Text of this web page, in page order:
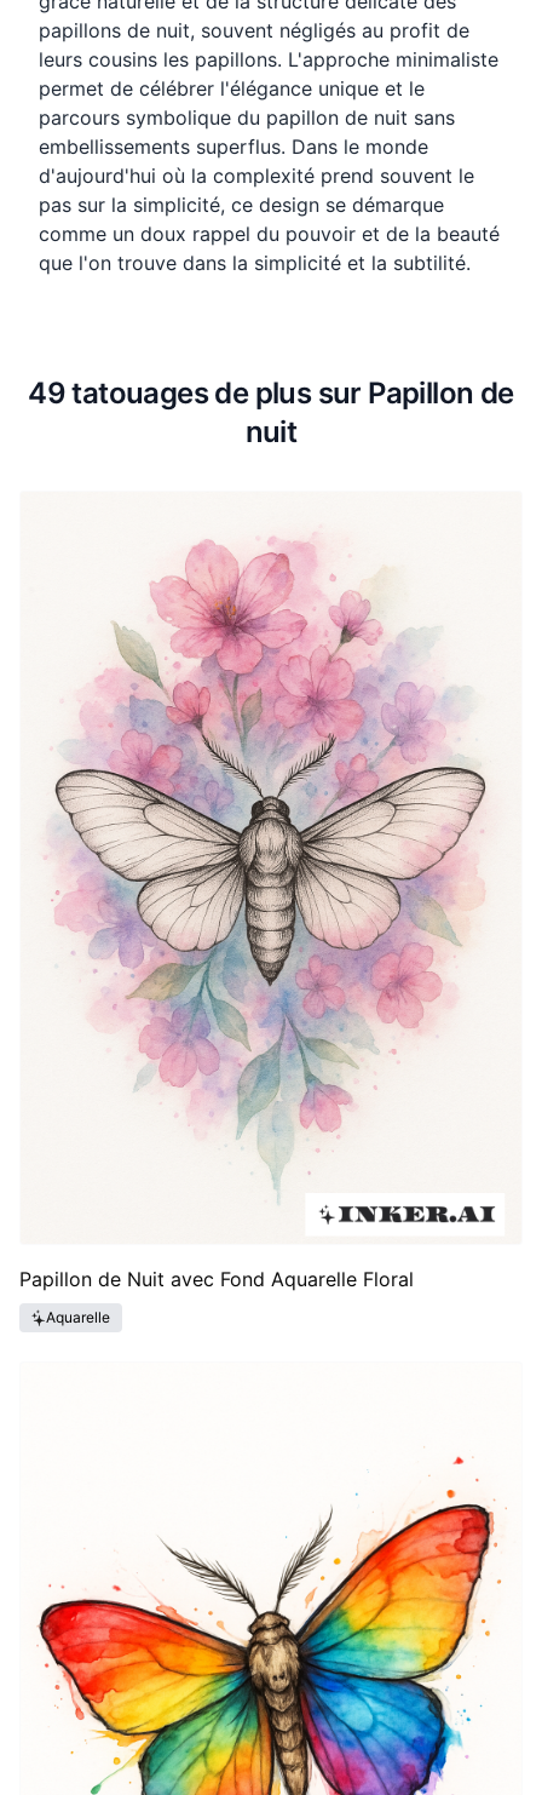
papillons de nuit, souvent négligés au profit de
leurs cousins les papillons. L'approche minimaliste
permet de célébrer l'élégance unique et le
parcours symbolique du papillon de nuit sans
embellissements superflus. Dans le monde
d'aujourd'hui où la complexité prend souvent le
pas sur la simplicité, ce design se démarque
comme un doux rappel du pouvoir et de la beauté
que l'on trouve dans la simplicité et la subtilité.
49 tatouages de plus sur Papillon de
nuit
Papillon de Nuit avec Fond Aquarelle Floral
Aquarelle